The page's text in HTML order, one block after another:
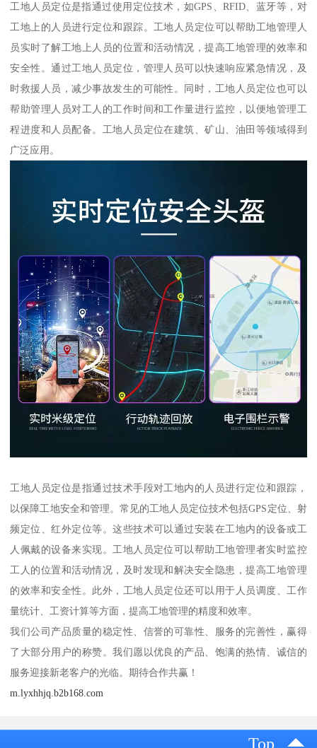
工地人员定位是指通过使用定位技术，如GPS、RFID、蓝牙等，对
工地上的人员进行定位和跟踪。工地人员定位可以帮助工地管理人
员实时了解工地上人员的位置和活动情况，提高工地管理的效率和
安全性。通过工地人员定位，管理人员可以快速响应紧急情况，及
时救援人员，减少事故发生的可能性。同时，工地人员定位也可以
帮助管理人员对工人的工作时间和工作量进行监控，以便地管理工
程进度和人员配备。工地人员定位在建筑、矿山、油田等领域得到
广泛应用。
工地人员定位是指通过技术手段对工地内的人员进行定位和跟踪，
以保障工地安全和管理。常见的工地人员定位技术包括GPS定位、射
频定位、红外定位等。这些技术可以通过安装在工地内的设备或工
人佩戴的设备来实现。工地人员定位可以帮助工地管理者实时监控
工人的位置和活动情况，及时发现和解决安全隐患，提高工地管理
的效率和安全性。此外，工地人员定位还可以用于人员调度、工作
量统计、工资计算等方面，提高工地管理的精度和效率。
我们公司产品质量的稳定性、信誉的可靠性、服务的完善性，赢得
了大部分用户的称赞。我们愿以优良的产品、饱满的热情、诚信的
服务迎接新老客户的光临。期待合作共赢！
m.lyxhhjq.b2b168.com
Top